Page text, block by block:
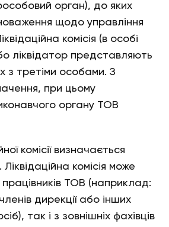
орган), до яких
щодо управління
комісія (в особі
ліквідатор представляють
з третіми особами. З
при цьому
органу ТОВ
комісії визначається
комісія може
ТОВ (наприклад:
дирекції або інших
так і з зовнішніх фахівців